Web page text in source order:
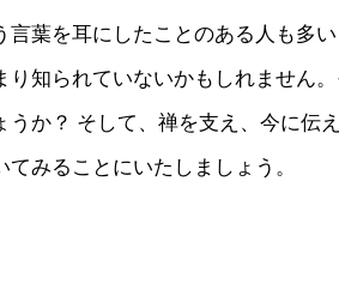
言葉を耳にしたことのある人も多
り知られていないかもしれません
うか？ そして、禅を支え、今に伝
みることにいたしましょう。